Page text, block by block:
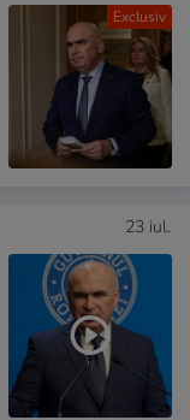
Exclusiv
23 iul.